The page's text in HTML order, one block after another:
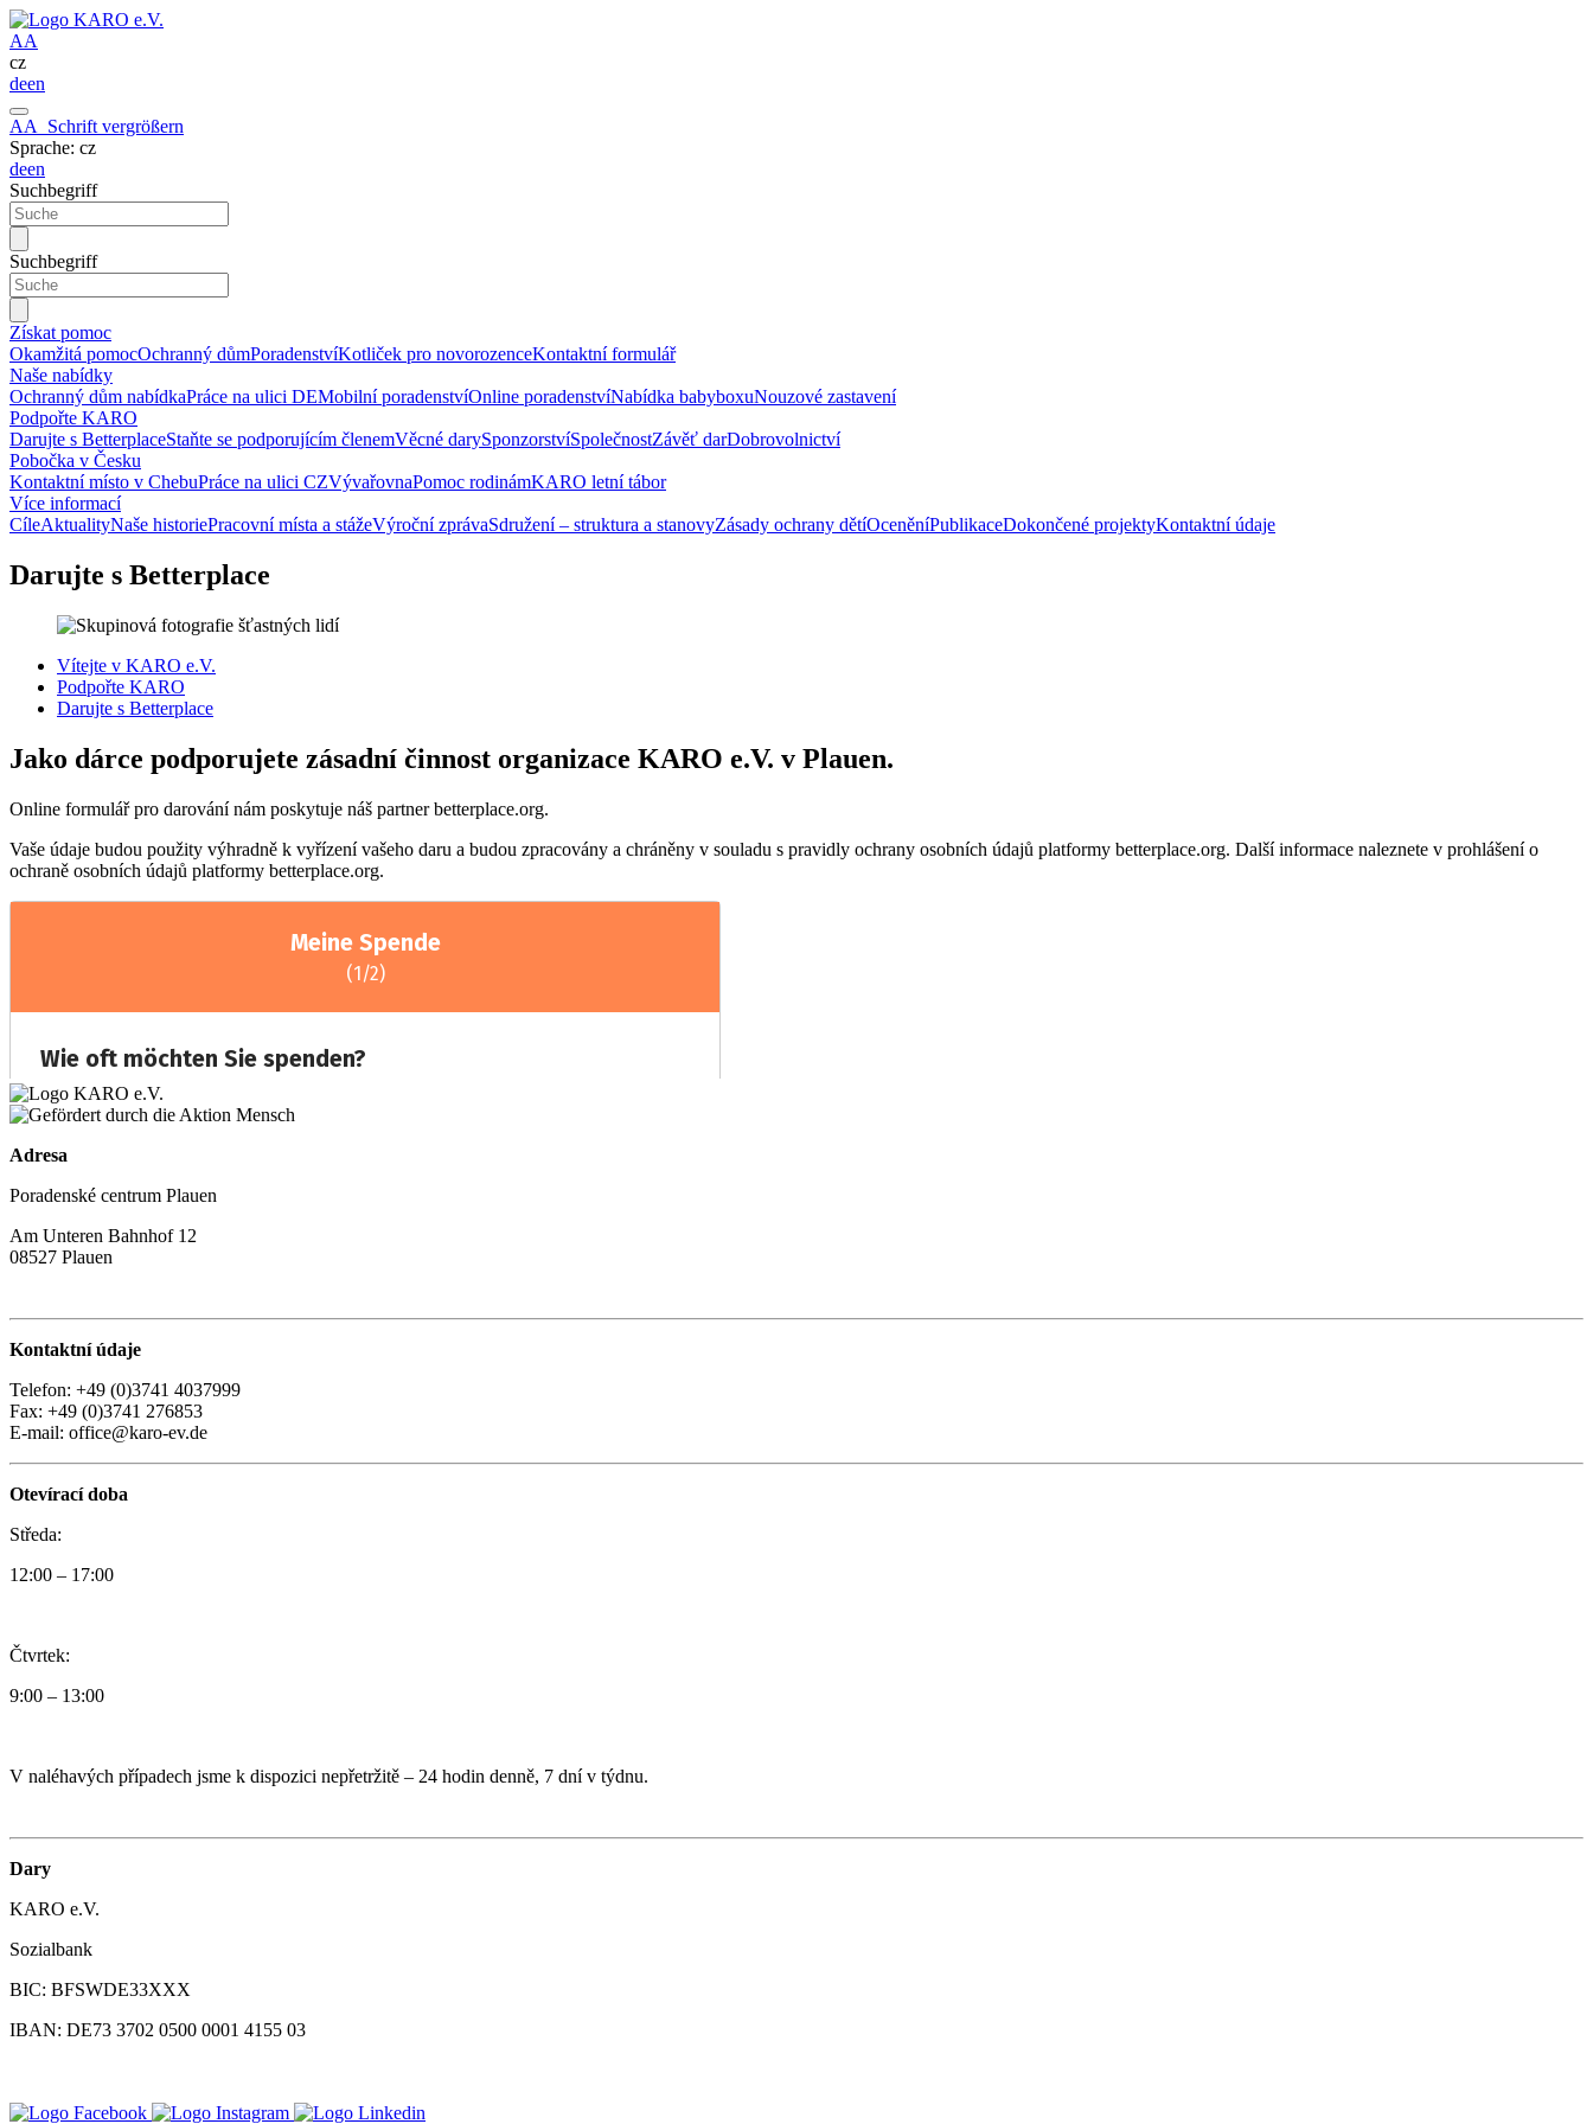
AA
cz
deen
AA
Schrift vergrößern
Sprache: cz
deen
Suchbegriff
Suchbegriff
Získat pomoc
Okamžitá pomocOchranný důmPoradenstvíKotliček pro novorozenceKontaktní formulář
Naše nabídky
Ochranný dům nabídkaPráce na ulici DEMobilní poradenstvíOnline poradenstvíNabídka babyboxuNouzové zastavení
Podpořte KARO
Darujte s BetterplaceStaňte se podporujícím členemVěcné darySponzorstvíSpolečnostZávěť darDobrovolnictví
Pobočka v Česku
Kontaktní místo v ChebuPráce na ulici CZVývařovnaPomoc rodinámKARO letní tábor
Více informací
CíleAktualityNaše historiePracovní místa a stážeVýroční zprávaSdružení – struktura a stanovyZásady ochrany dětíOceněníPublikaceDokončené projektyKontaktní údaje
Darujte s Betterplace
Vítejte v KARO e.V.
Podpořte KARO
Darujte s Betterplace
Jako dárce podporujete zásadní činnost organizace KARO e.V. v Plauen.
Online formulář pro darování nám poskytuje náš partner betterplace.org.
Vaše údaje budou použity výhradně k vyřízení vašeho daru a budou zpracovány a chráněny v souladu s pravidly ochrany osobních údajů platformy betterplace.org. Další informace naleznete v prohlášení o
ochraně osobních údajů platformy betterplace.org.
Adresa
Poradenské centrum Plauen
Am Unteren Bahnhof 12
08527 Plauen
Kontaktní údaje
Telefon: +49 (0)3741 4037999
Fax: +49 (0)3741 276853
E-mail: office@karo-ev.de
Otevírací doba
Středa:
12:00 – 17:00
Čtvrtek:
9:00 – 13:00
V naléhavých případech jsme k dispozici nepřetržitě – 24 hodin denně, 7 dní v týdnu.
Dary
KARO e.V.
Sozialbank
BIC: BFSWDE33XXX
IBAN: DE73 3702 0500 0001 4155 03